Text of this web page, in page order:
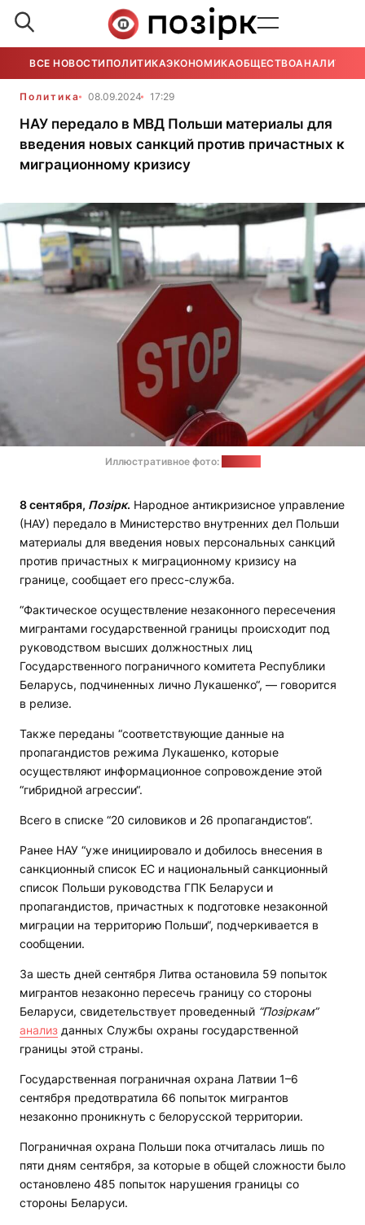
ВСЕ НОВОСТИ ПОЛИТИКАЭКОНОМИКАОБЩЕСТВОАНАЛИТИКА
Политика 08.09.2024 17:29
НАУ передало в МВД Польши материалы для
введения новых санкций против причастных к
миграционному кризису
Иллюстративное фото:
8 сентября, Позірк. Народное антикризисное управление
(НАУ) передало в Министерство внутренних дел Польши
материалы для введения новых персональных санкций
против причастных к миграционному кризису на
границе, сообщает его пресс-служба.
“Фактическое осуществление незаконного пересечения
мигрантами государственной границы происходит под
руководством высших должностных лиц
Государственного пограничного комитета Республики
Беларусь, подчиненных лично Лукашенко“, — говорится
в релизе.
Также переданы “соответствующие данные на
пропагандистов режима Лукашенко, которые
осуществляют информационное сопровождение этой
“гибридной агрессии“.
Всего в списке “20 силовиков и 26 пропагандистов“.
Ранее НАУ “уже инициировало и добилось внесения в
санкционный список ЕС и национальный санкционный
список Польши руководства ГПК Беларуси и
пропагандистов, причастных к подготовке незаконной
миграции на территорию Польши“, подчеркивается в
сообщении.
За шесть дней сентября Литва остановила 59 попыток
мигрантов незаконно пересечь границу со стороны
Беларуси, свидетельствует проведенный “Позіркам”
анализ данных Службы охраны государственной
границы этой страны.
Государственная пограничная охрана Латвии 1–6
сентября предотвратила 66 попыток мигрантов
незаконно проникнуть с белорусской территории.
Пограничная охрана Польши пока отчиталась лишь по
пяти дням сентября, за которые в общей сложности было
остановлено 485 попыток нарушения границы со
стороны Беларуси.